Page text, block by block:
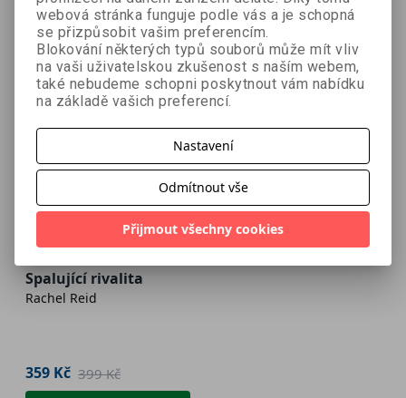
- 10 %
Spalující rivalita
Rachel Reid
359 Kč 399 Kč
webová stránka funguje podle vás a je schopná
se přizpůsobit vašim preferencím.
Blokování některých typů souborů může mít vliv
na vaši uživatelskou zkušenost s naším webem,
také nebudeme schopni poskytnout vám nabídku
na základě vašich preferencí.
Nastavení
Odmítnout vše
Přijmout všechny cookies